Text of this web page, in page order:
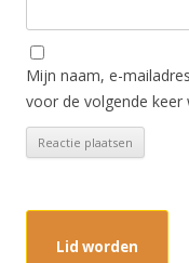
Mijn naam, e-
voor de volgende keer
Lid worden